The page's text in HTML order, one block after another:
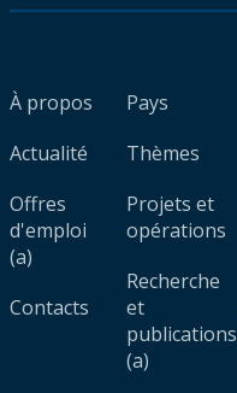
À propos
Actualité
Offres
d'emploi
(a)
Contacts
Pays
Thèmes
Projets et
opérations
Recherche
et
publications
(a)